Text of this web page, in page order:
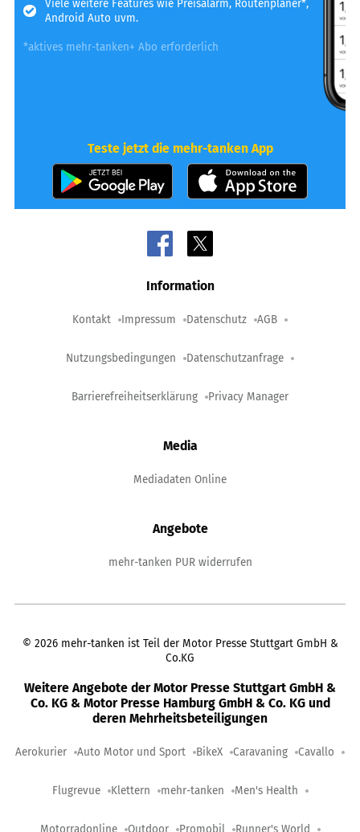
Viele weitere Features wie Preisalarm, Routenplaner*,
Android Auto uvm.
*aktives mehr-tanken+ Abo erforderlich
Teste jetzt die mehr-tanken App
Information
Kontakt Impressum Datenschutz AGB
Nutzungsbedingungen Datenschutzanfrage
Barrierefreiheitserklärung Privacy Manager
Media
Mediadaten Online
Angebote
mehr-tanken PUR widerrufen
© 2026 mehr-tanken ist Teil der Motor Presse Stuttgart GmbH &
Co.KG
Weitere Angebote der Motor Presse Stuttgart GmbH &
Co. KG & Motor Presse Hamburg GmbH & Co. KG und
deren Mehrheitsbeteiligungen
Aerokurier Auto Motor und Sport BikeX Caravaning Cavallo
Flugrevue Klettern mehr-tanken Men's Health
Motorradonline Outdoor Promobil Runner's World